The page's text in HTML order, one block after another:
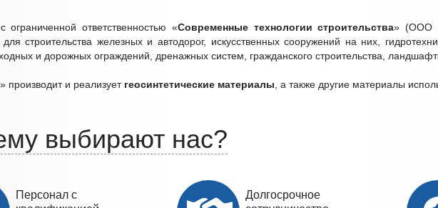
ограниченной ответственностью «Современные технологии строительства» (ООО
строительства железных и автодорог, искусственных сооружений на них,
и дорожных ограждений, дренажных систем, гражданского строительства,
и реализует геосинтетические материалы , а также другие материалы
выбирают нас?
Персонал с
Долгосрочное